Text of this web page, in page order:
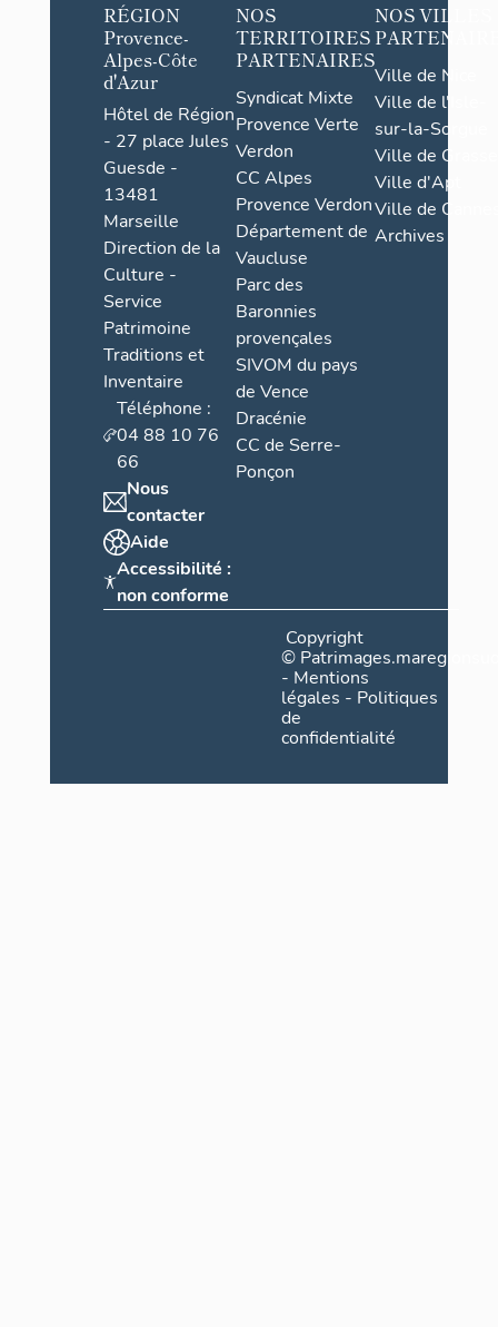
RÉGION
Provence-
Alpes-Côte
d'Azur
Hôtel de Région
- 27 place Jules
Guesde -
13481
Marseille
Direction de la
Culture -
Service
Patrimoine
Traditions et
Inventaire
Téléphone :
04 88 10 76
66
Nous
contacter
Aide
Accessibilité :
non conforme
NOS
TERRITOIRES
PARTENAIRES
Syndicat Mixte
Provence Verte
Verdon
CC Alpes
Provence Verdon
Département de
Vaucluse
Parc des
Baronnies
provençales
SIVOM du pays
de Vence
Dracénie
CC de Serre-
Ponçon
NOS VILLES
Ville de Nice
Ville de l'Isle-
sur-la-Sorgue
Ville de Grasse
Ville d'Apt
Ville de
Archives
Copyright
©
- Mentions
légales - Politiques
de
confidentialité